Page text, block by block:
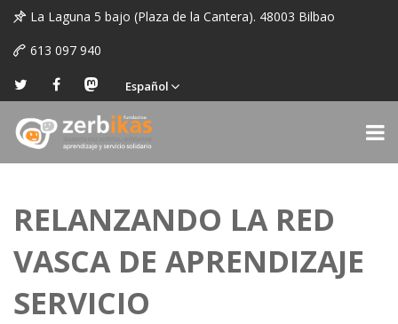
La Laguna 5 bajo (Plaza de la Cantera). 48003 Bilbao
613 097 940
Español
RELANZANDO LA RED
VASCA DE APRENDIZAJE
SERVICIO